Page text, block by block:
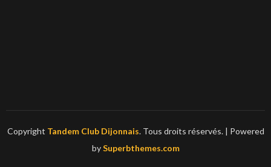
Copyright Tandem Club Dijonnais. Tous droits réservés. | Powered
bySuperbthemes.com